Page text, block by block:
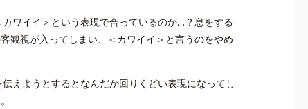
ワイイ＞という表現で合っているのか…？息をする
観視が入ってしまい、＜カワイイ＞と言うのをやめ
えようとするとなんだか回りくどい表現になってし